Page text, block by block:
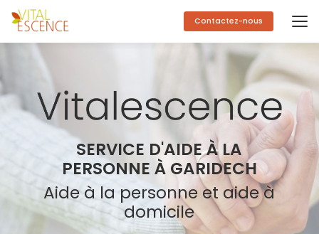
Aller
au
contenu
principal
Contactez-nous
SERVICE D'AIDE À LA
PERSONNE À GARIDECH
Aide à la personne et aide à
domicile